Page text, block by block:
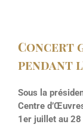
Concert
pendant
Sous la
Centre
1er juillet au